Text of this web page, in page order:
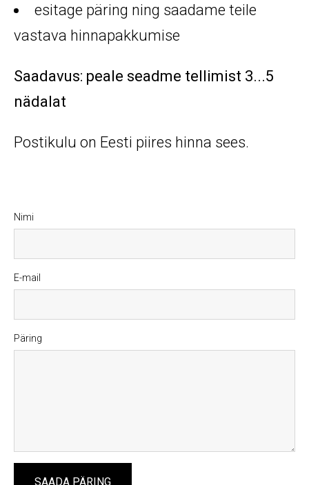
esitage päring ning saadame teile
vastava hinnapakkumise
Saadavus: peale seadme tellimist 3...5
nädalat
Postikulu on Eesti piires hinna sees.
Nimi
E-mail
Päring